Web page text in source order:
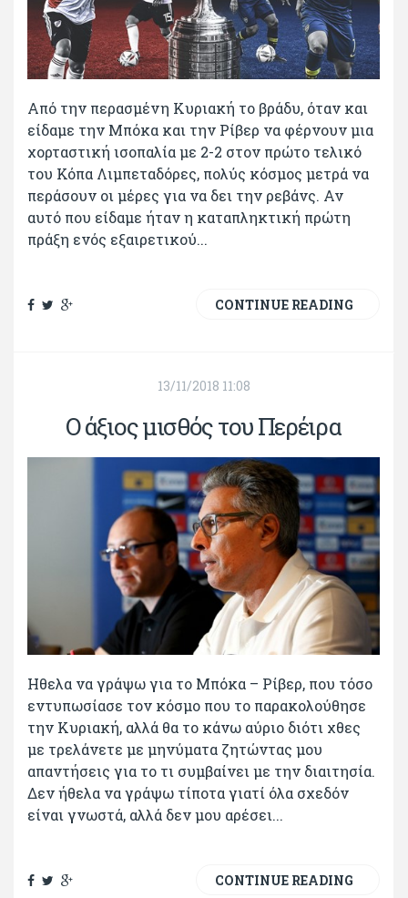
Από την περασμένη Κυριακή το βράδυ, όταν και
είδαμε την Μπόκα και την Ρίβερ να φέρνουν μια
χορταστική ισοπαλία με 2-2 στον πρώτο τελικό
του Κόπα Λιμπεταδόρες, πολύς κόσμος μετρά να
περάσουν οι μέρες για να δει την ρεβάνς. Αν
αυτό που είδαμε ήταν η καταπληκτική πρώτη
πράξη ενός εξαιρετικού...
CONTINUE READING
13/11/2018 11:08
Ο άξιος μισθός του Περέιρα
Ηθελα να γράψω για το Μπόκα – Ρίβερ, που τόσο
εντυπωσίασε τον κόσμο που το παρακολούθησε
την Κυριακή, αλλά θα το κάνω αύριο διότι χθες
με τρελάνετε με μηνύματα ζητώντας μου
απαντήσεις για το τι συμβαίνει με την διαιτησία.
Δεν ήθελα να γράψω τίποτα γιατί όλα σχεδόν
είναι γνωστά, αλλά δεν μου αρέσει...
CONTINUE READING